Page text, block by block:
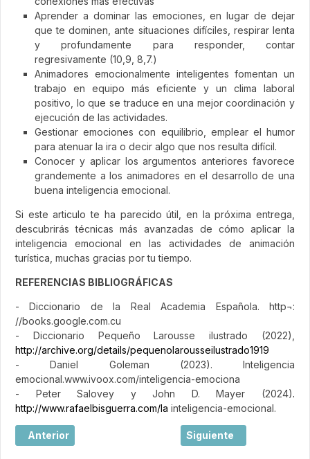
Aprender a dominar las emociones, en lugar de dejar
que te dominen, ante situaciones difíciles, respirar lenta
y profundamente para responder, contar
regresivamente (10,9, 8,7.)
Animadores emocionalmente inteligentes fomentan un
trabajo en equipo más eficiente y un clima laboral
positivo, lo que se traduce en una mejor coordinación y
ejecución de las actividades.
Gestionar emociones con equilibrio, emplear el humor
para atenuar la ira o decir algo que nos resulta difícil.
Conocer y aplicar los argumentos anteriores favorece
grandemente a los animadores en el desarrollo de una
buena inteligencia emocional.
Si este articulo te ha parecido útil, en la próxima entrega,
descubrirás técnicas más avanzadas de cómo aplicar la
inteligencia emocional en las actividades de animación
turística, muchas gracias por tu tiempo.
REFERENCIAS BIBLIOGRÁFICAS
- Diccionario de la Real Academia Española. http¬:
//books.google.com.cu
- Diccionario Pequeño Larousse ilustrado (2022),
http://archive.org/details/pequenolarousseilustrado1919
- Daniel Goleman (2023). Inteligencia
emocional.www.ivoox.com/inteligencia-emociona
- Peter Salovey y John D. Mayer (2024).
http://www.rafaelbisguerra.com/la inteligencia-emocional.
Artículo anterior: Leonardo Hotels impulsa su expansión
Anterior Artículo siguiente:
Siguiente